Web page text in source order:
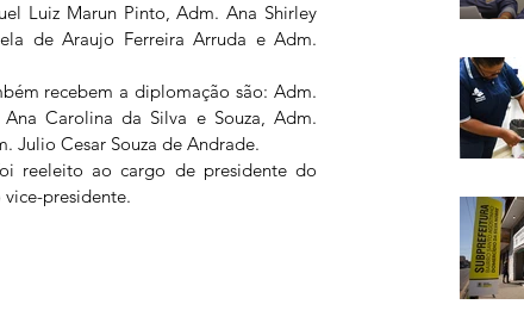
Luiz Marun Pinto, Adm. Ana Shirley
de Araujo Ferreira Arruda e Adm.
recebem a diplomação são: Adm.
Carolina da Silva e Souza, Adm.
Julio Cesar Souza de Andrade.
reeleito ao cargo de presidente do
vice-presidente.